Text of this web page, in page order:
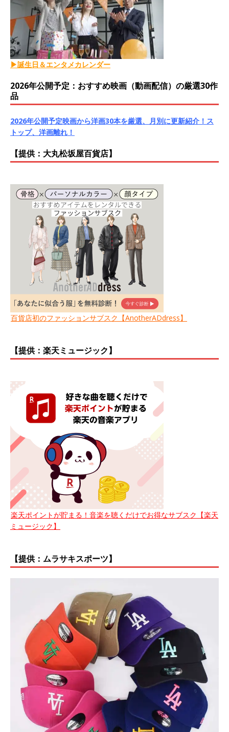
▶誕生日＆エンタメカレンダー
2026年公開予定：おすすめ映画（動画配信）の厳選30作
品
2026年公開予定映画から洋画30本を厳選、月別に更新紹介！ス
トップ、洋画離れ！
【提供：大丸松坂屋百貨店】
百貨店初のファッションサブスク【AnotherADdress】
【提供：楽天ミュージック】
楽天ポイントが貯まる！音楽を聴くだけでお得なサブスク【楽天
ミュージック】
【提供：ムラサキスポーツ】